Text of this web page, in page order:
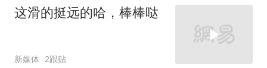
这滑的挺远的哈，棒棒哒
新媒体 2跟贴